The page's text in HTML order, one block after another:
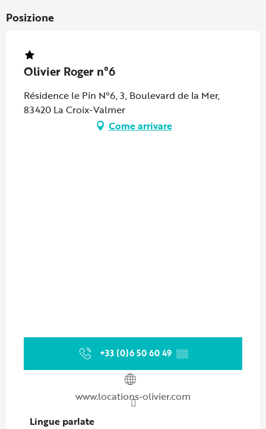
Posizione
Olivier Roger n°6
Résidence le Pin N°6, 3, Boulevard de la Mer,
83420 La Croix-Valmer
Come arrivare
+33 (0)6 50 60 49 ▒▒
www.locations-olivier.com
Lingue parlate
Lingue parlate